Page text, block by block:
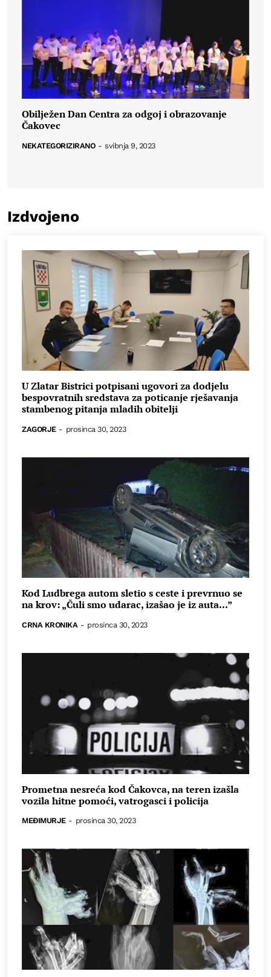
Obilježen Dan Centra za odgoj i obrazovanje
Čakovec
NEKATEGORIZIRANO - svibnja 9, 2023
Izdvojeno
U Zlatar Bistrici potpisani ugovori za dodjelu
bespovratnih sredstava za poticanje rješavanja
stambenog pitanja mladih obitelji
ZAGORJE - prosinca 30, 2023
Kod Ludbrega autom sletio s ceste i prevrnuo se
na krov: „Čuli smo udarac, izašao je iz auta...”
CRNA KRONIKA - prosinca 30, 2023
Prometna nesreća kod Čakovca, na teren izašla
vozila hitne pomoći, vatrogasci i policija
MEĐIMURJE - prosinca 30, 2023